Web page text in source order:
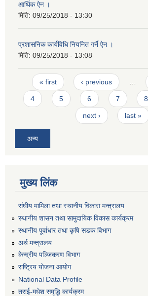
आर्थिक ऐन ।
मिति: 09/25/2018 - 13:30
प्रशासनिक कार्यविधि नियनित गर्ने ऐन ।
मिति: 09/25/2018 - 13:08
Pages
« first ‹ previous
4 5 6 7 8
next › last »
अन्य
मुख्य लिंक
संघीय मामिला तथा स्थानीय विकास मन्त्रालय
स्थानीय शासन तथा सामुदायिक विकास कार्यक्रम
स्थानीय पूर्वाधार तथा कृषि सडक विभाग
अर्थ मन्त्रालय
केन्द्रीय पञ्जिकरण विभाग
राष्ट्रिय योजना आयोग
National Data Profile
तराई-मधेश समृद्धि कार्यक्रम